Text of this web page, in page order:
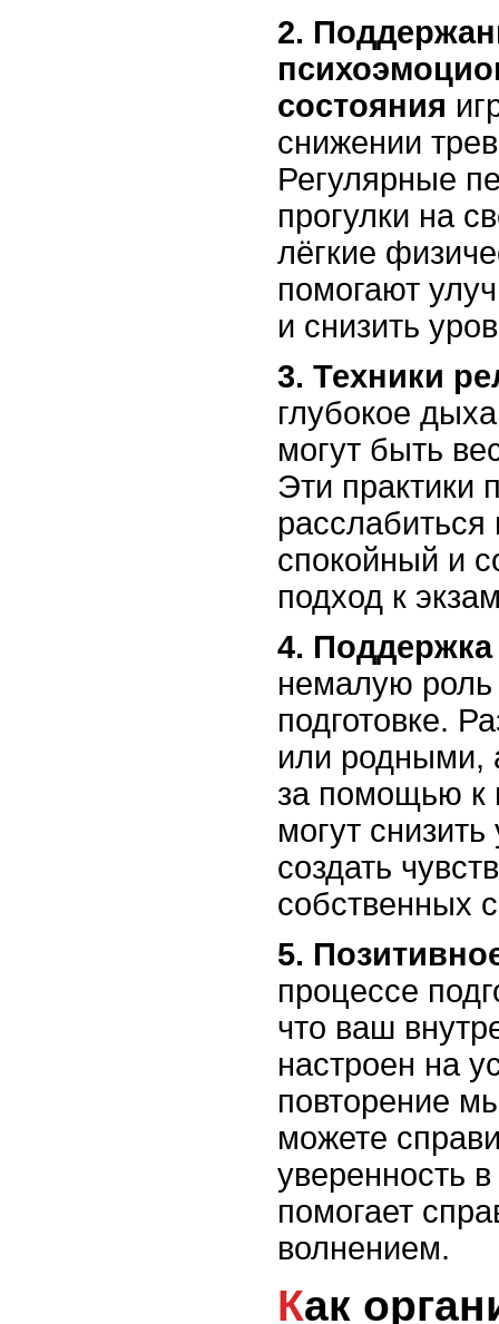
2.
состояния
снижении
Регулярные
прогулки на
лёгкие
помогают
и снизить
3. Техники
глубокое
могут быть
Эти практики
расслабиться
спокойный и
подход к
4.
немалую роль
подготовке.
или родными,
за помощью к
могут
создать
собственных
5.
процессе
что ваш
настроен на
повторение
можете
уверенность
помогает
волнением.
Как организовать